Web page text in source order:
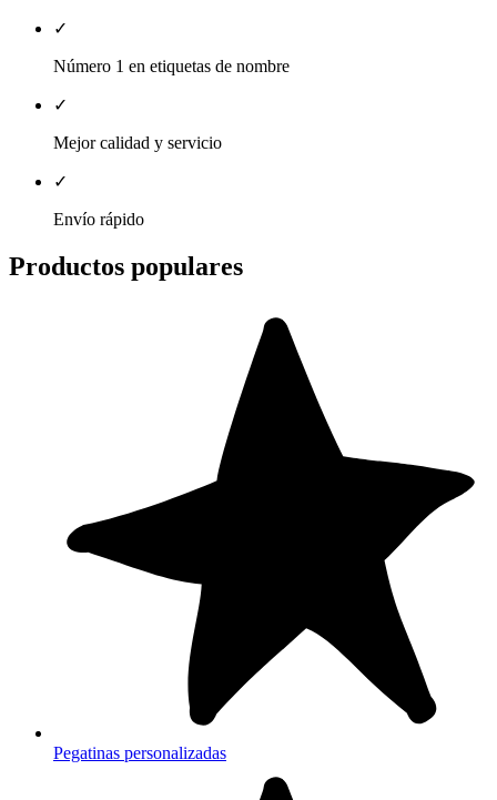
✓
Número 1 en etiquetas de nombre
✓
Mejor calidad y servicio
✓
Envío rápido
Productos populares
Pegatinas personalizadas